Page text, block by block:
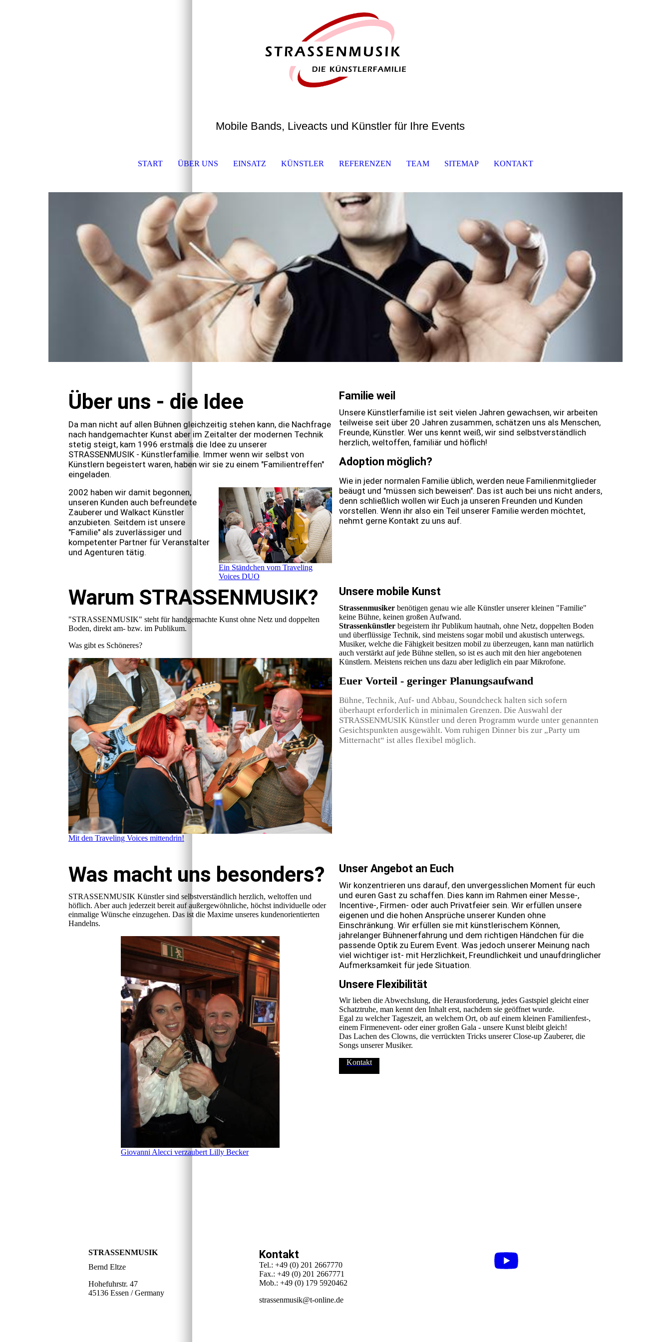
Mobile Bands, Liveacts und Künstler für Ihre Events
START ÜBER UNS EINSATZ KÜNSTLER REFERENZEN TEAM SITEMAP KONTAKT
Über uns - die Idee
Da man nicht auf allen Bühnen gleichzeitig stehen kann, die Nachfrage
nach handgemachter Kunst aber im Zeitalter der modernen Technik
stetig steigt, kam 1996 erstmals die Idee zu unserer
STRASSENMUSIK - Künstlerfamilie. Immer wenn wir selbst von
Künstlern begeistert waren, haben wir sie zu einem "Familientreffen"
eingeladen.
Ein Ständchen vom Traveling
Voices DUO
2002 haben wir damit begonnen,
unseren Kunden auch befreundete
Zauberer und Walkact Künstler
anzubieten. Seitdem ist unsere
"Familie" als zuverlässiger und
kompetenter Partner für Veranstalter
und Agenturen tätig.
Familie weil
Unsere Künstlerfamilie ist seit vielen Jahren gewachsen, wir arbeiten
teilweise seit über 20 Jahren zusammen, schätzen uns als Menschen,
Freunde, Künstler. Wer uns kennt weiß, wir sind selbstverständlich
herzlich, weltoffen, familiär und höflich!
Adoption möglich?
Wie in jeder normalen Familie üblich, werden neue Familienmitglieder
beäugt und "müssen sich beweisen". Das ist auch bei uns nicht anders,
denn schließlich wollen wir Euch ja unseren Freunden und Kunden
vorstellen. Wenn ihr also ein Teil unserer Familie werden möchtet,
nehmt gerne Kontakt zu uns auf.
Warum STRASSENMUSIK?
"STRASSENMUSIK" steht für handgemachte Kunst ohne Netz und doppelten
Boden, direkt am- bzw. im Publikum.
Was gibt es Schöneres?
Mit den Traveling Voices mittendrin!
Unsere mobile Kunst
Strassenmusiker benötigen genau wie alle Künstler unserer kleinen "Familie"
keine Bühne, keinen großen Aufwand.
Strassenkünstler begeistern ihr Publikum hautnah, ohne Netz, doppelten Boden
und überflüssige Technik, sind meistens sogar mobil und akustisch unterwegs.
Musiker, welche die Fähigkeit besitzen mobil zu überzeugen, kann man natürlich
auch verstärkt auf jede Bühne stellen, so ist es auch mit den hier angebotenen
Künstlern. Meistens reichen uns dazu aber lediglich ein paar Mikrofone.
Euer Vorteil - geringer Planungsaufwand
Bühne, Technik, Auf- und Abbau, Soundcheck halten sich sofern
überhaupt erforderlich in minimalen Grenzen. Die Auswahl der
STRASSENMUSIK Künstler und deren Programm wurde unter genannten
Gesichtspunkten ausgewählt. Vom ruhigen Dinner bis zur „Party um
Mitternacht“ ist alles flexibel möglich.
Was macht uns besonders?
STRASSENMUSIK Künstler sind selbstverständlich herzlich, weltoffen und
höflich. Aber auch jederzeit bereit auf außergewöhnliche, höchst individuelle oder
einmalige Wünsche einzugehen. Das ist die Maxime unseres kundenorientierten
Handelns.
Giovanni Alecci verzaubert Lilly Becker
Unser Angebot an Euch
Wir konzentrieren uns darauf, den unvergesslichen Moment für euch
und euren Gast zu schaffen. Dies kann im Rahmen einer Messe-,
Incentive-, Firmen- oder auch Privatfeier sein. Wir erfüllen unsere
eigenen und die hohen Ansprüche unserer Kunden ohne
Einschränkung. Wir erfüllen sie mit künstlerischem Können,
jahrelanger Bühnenerfahrung und dem richtigen Händchen für die
passende Optik zu Eurem Event. Was jedoch unserer Meinung nach
viel wichtiger ist- mit Herzlichkeit, Freundlichkeit und unaufdringlicher
Aufmerksamkeit für jede Situation.
Unsere Flexibilität
Wir lieben die Abwechslung, die Herausforderung, jedes Gastspiel gleicht einer
Schatztruhe, man kennt den Inhalt erst, nachdem sie geöffnet wurde.
Egal zu welcher Tageszeit, an welchem Ort, ob auf einem kleinen Familienfest-,
einem Firmenevent- oder einer großen Gala - unsere Kunst bleibt gleich!
Das Lachen des Clowns, die verrückten Tricks unserer Close-up Zauberer, die
Songs unserer Musiker.
Kontakt
STRASSENMUSIK
Bernd Eltze
Hohefuhrstr. 47
45136 Essen / Germany
Kontakt
Tel.: +49 (0) 201 2667770
Fax.: +49 (0) 201 2667771
Mob.: +49 (0) 179 5920462
strassenmusik@t-online.de